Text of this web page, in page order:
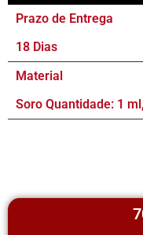
Prazo de Entrega
18 Dias
Material
Soro Quantidade: 1